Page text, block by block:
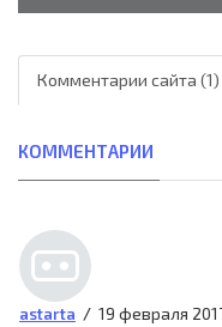
Комментарии сайта (1)
КОММЕНТАРИИ
astarta 19 февраля